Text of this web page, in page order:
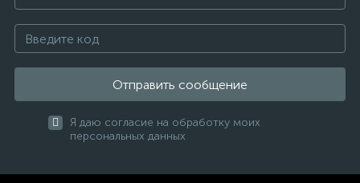
Отправить сообщение
Я даю согласие на обработку моих
персональных данных